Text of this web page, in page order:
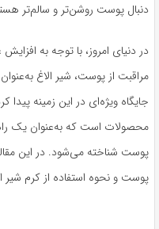
دنبال پوست روشن‌تر و سالم‌تر
در دنیای امروز، با توجه به
مراقبت از پوست، شیر الاغ
جایگاه ویژه‌ای در این زمینه
محصولات است که به‌عنوان یک
پوست شناخته می‌شود. در این
پوست و نحوه استفاده از کرم شیر